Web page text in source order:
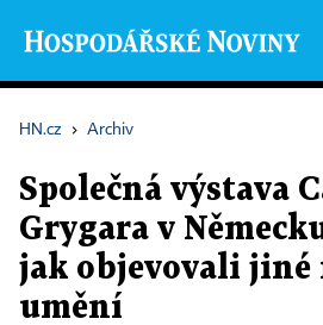
HN.cz › Archiv
Společná výstava
Grygara v
jak objevovali jiné
umění